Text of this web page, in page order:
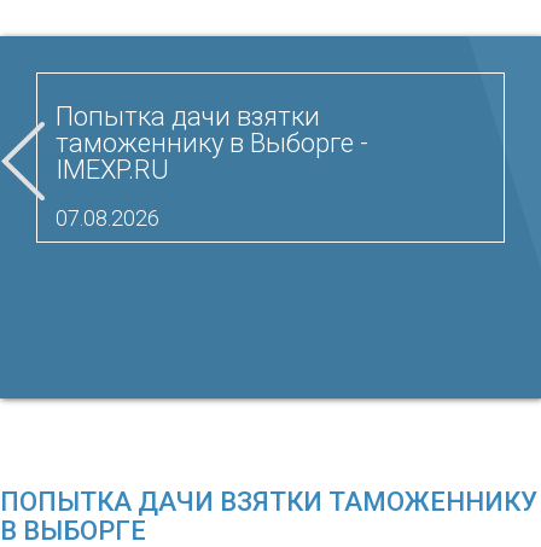
Попытка дачи взятки
таможеннику в Выборге -
IMEXP.RU
07.08.2026
ПОПЫТКА ДАЧИ ВЗЯТКИ ТАМОЖЕННИКУ
В ВЫБОРГЕ